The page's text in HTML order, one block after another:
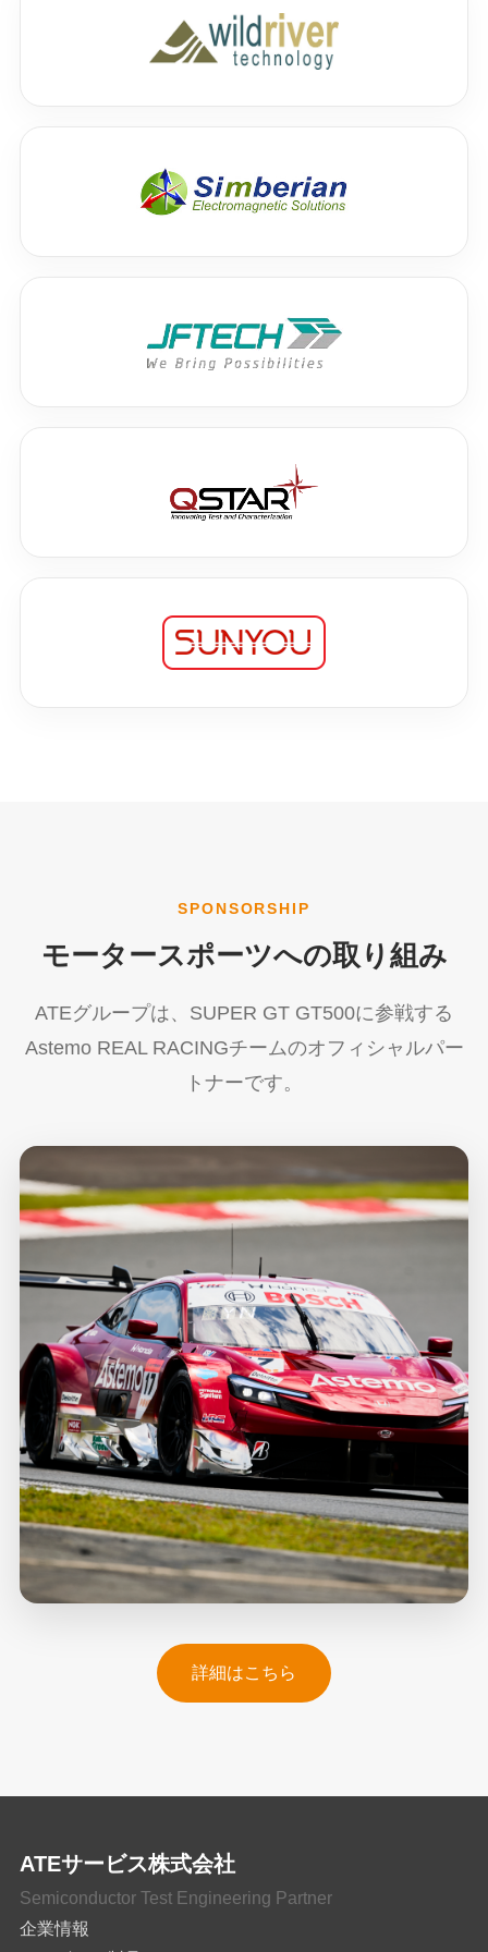
SPONSORSHIP
モータースポーツへの取り組み
ATEグループは、SUPER GT GT500に参戦する
Astemo REAL RACINGチームのオフィシャルパー
トナーです。
詳細はこちら
ATEサービス株式会社
Semiconductor Test Engineering Partner
企業情報